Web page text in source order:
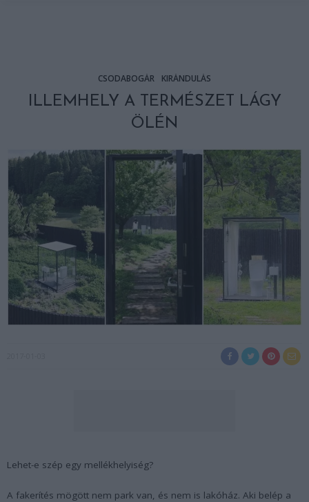
CSODABOGÁR KIRÁNDULÁS
ILLEMHELY A TERMÉSZET LÁGY
ÖLÉN
Lehet-e szép egy mellékhelyiség?
A fakerítés mögött nem park van, és nem is lakóház. Aki belép a